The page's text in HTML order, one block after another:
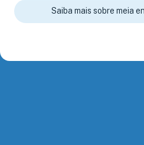
Saiba mais sobre meia